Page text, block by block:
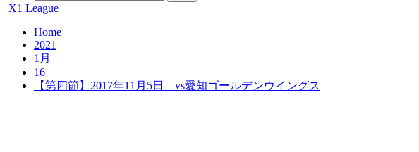
X1 League
Home
2021
1月
16
【第四節】2017年11月5日 vs愛知ゴールデンウイングス